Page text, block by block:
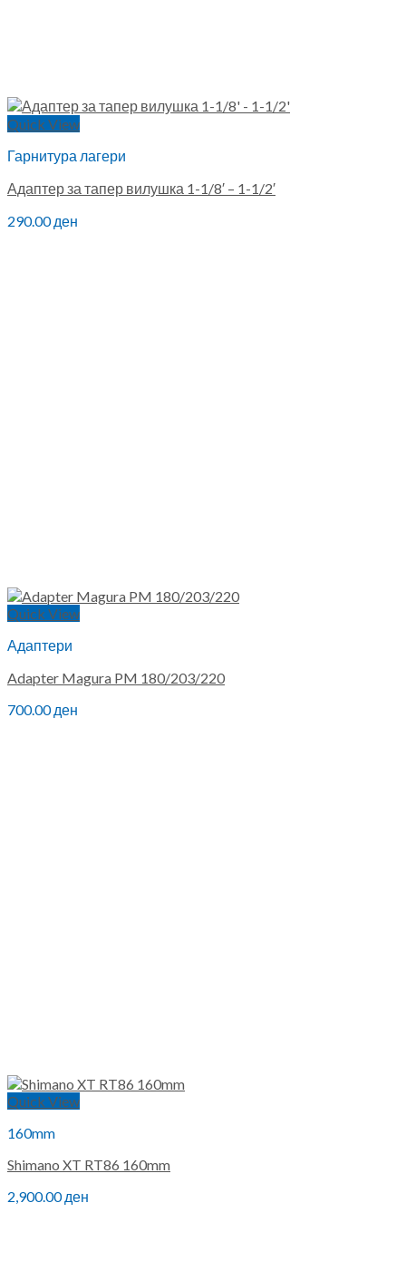
Quick View
Гарнитура лагери
Адаптер за тапер вилушка 1-1/8′ – 1-1/2′
290.00ден
Quick View
Адаптери
Adapter Magura PM 180/203/220
700.00ден
Quick View
160mm
Shimano XT RT86 160mm
2,900.00ден